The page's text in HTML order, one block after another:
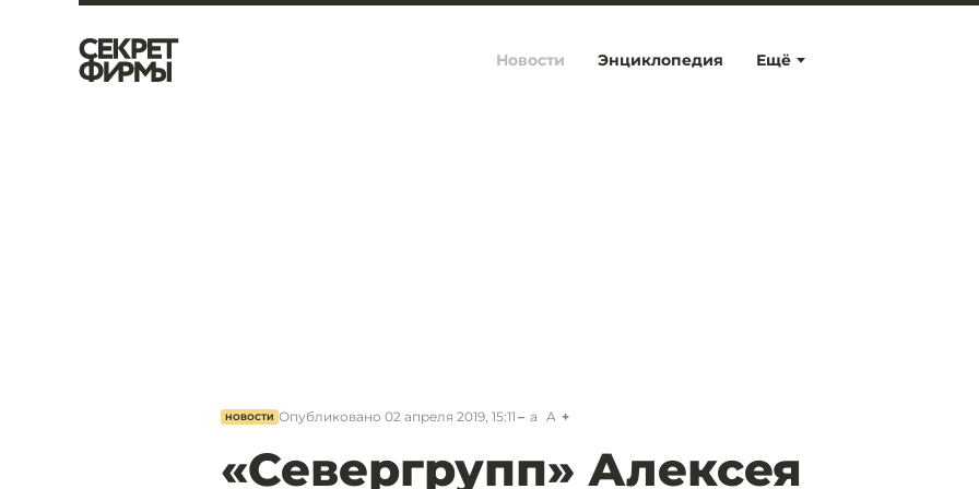
Ещё
Новости Энциклопедия
НОВОСТИ Опубликовано 02 апреля 2019, 15:11 a A
«Севергрупп» Алексея